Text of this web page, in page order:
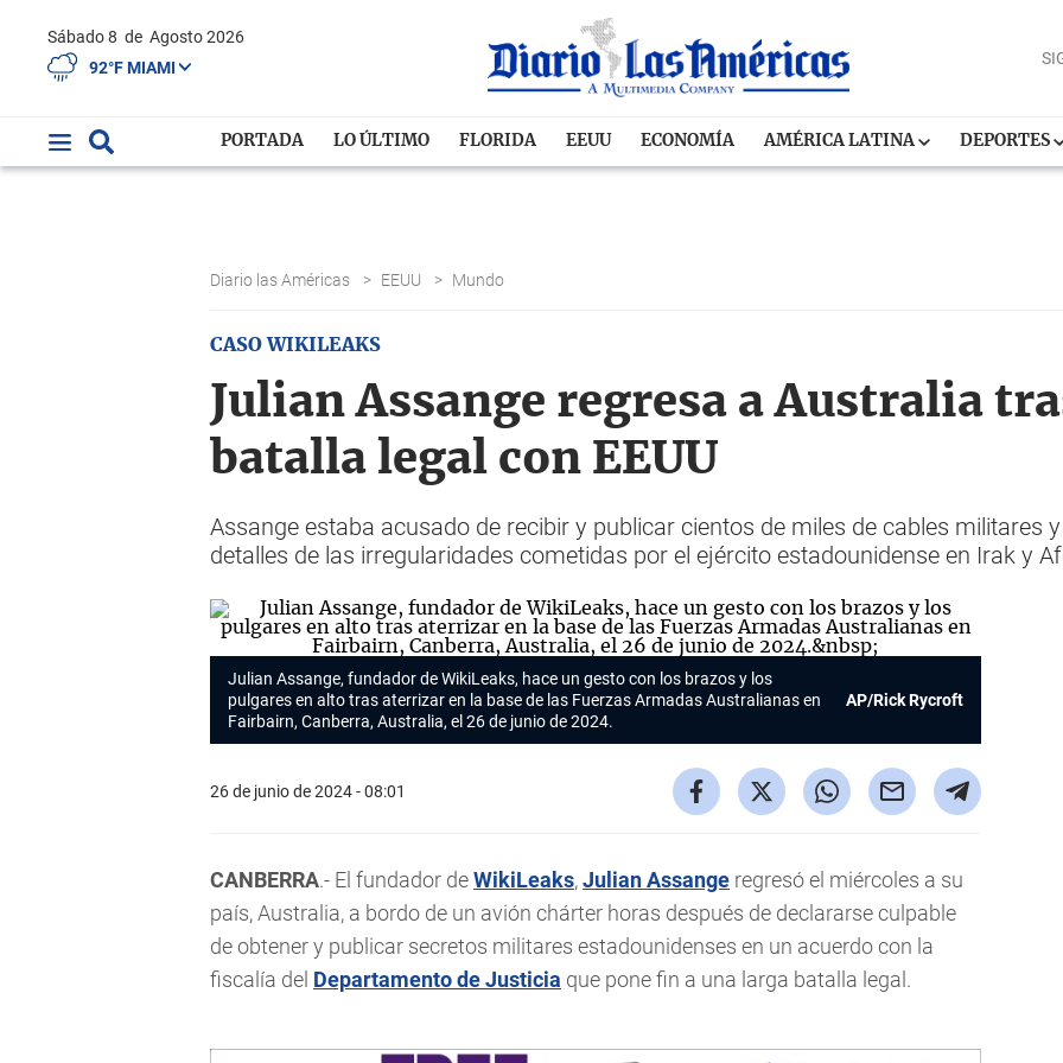
Sábado 8 de Agosto 2026
92°F MIAMI
PORTADA LO ÚLTIMO FLORIDA EEUU ECONOMÍA AMÉRICA LATINA DEPORTES
Diario las Américas > EEUU > Mundo
CASO WIKILEAKS
Julian Assange regresa a Australia
batalla legal con EEUU
Assange estaba acusado de recibir y publicar cientos de miles de cables militares
detalles de las irregularidades cometidas por el ejército estadounidense en Irak y
Julian Assange, fundador de WikiLeaks, hace un gesto con los brazos y los
pulgares en alto tras aterrizar en la base de las Fuerzas Armadas Australianas en
Fairbairn, Canberra, Australia, el 26 de junio de 2024.
AP/Rick Rycroft
26 de junio de 2024 - 08:01
CANBERRA.- El fundador deWikiLeaks,Julian Assange regresó el miércoles a su
país, Australia, a bordo de un avión chárter horas después de declararse culpable
de obtener y publicar secretos militares estadounidenses en un acuerdo con la
fiscalía del Departamento de Justicia que pone fin a una larga batalla legal.